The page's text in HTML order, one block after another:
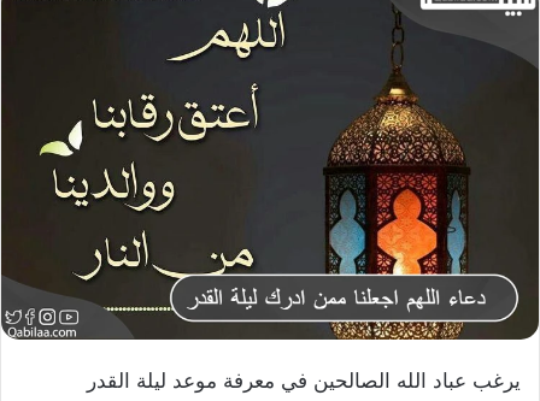
يرغب عباد الله الصالحين في معرفة موعد ليلة القدر